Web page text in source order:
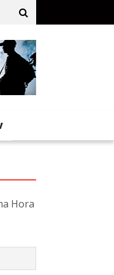
terracería
Hora